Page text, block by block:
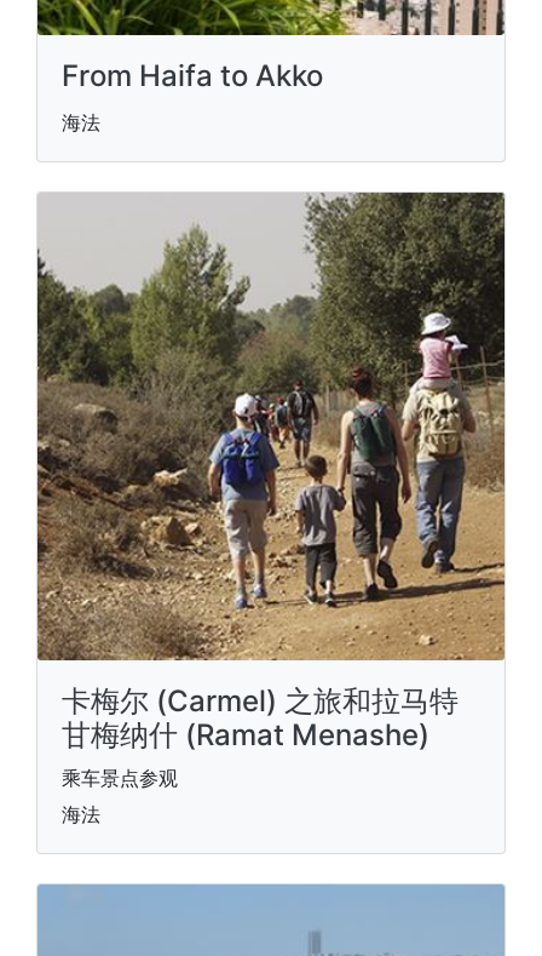
From Haifa to Akko
海法
卡梅尔 (Carmel) 之旅和拉马特
甘梅纳什 (Ramat Menashe)
乘车景点参观
海法